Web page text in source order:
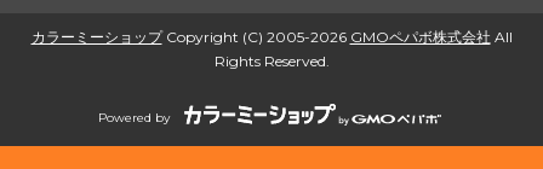
カラーミーショップCopyright (C) 2005-2026 GMOペパボ株式会社 All
Rights Reserved.
Powered by